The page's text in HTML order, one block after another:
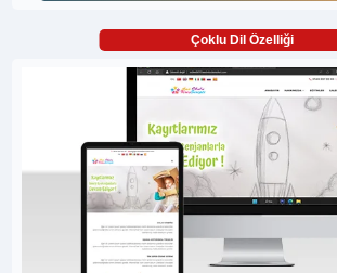
Çoklu Dil Özelliği